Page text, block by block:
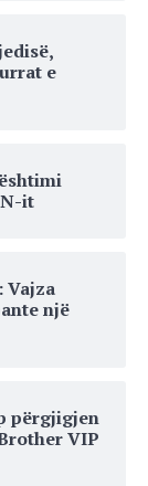
e
it
Vajza
një
përgjigjen
VIP